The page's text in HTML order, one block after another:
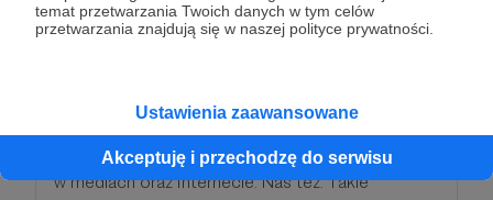
temat przetwarzania Twoich danych w tym celów
przetwarzania znajdują się w naszej polityce prywatności.
Ustawienia zaawansowane
Akceptuję i przechodzę do serwisu
Widzimy, że naprawdę wkurza cię to, co dzieje się
w mediach oraz Internecie. Nas też. Takie